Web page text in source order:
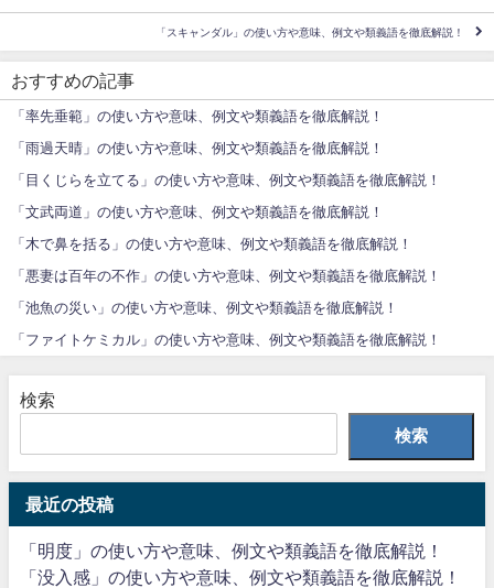
「スキャンダル」の使い方や意味、例文や類義語を徹底解説！
おすすめの記事
「率先垂範」の使い方や意味、例文や類義語を徹底解説！
「雨過天晴」の使い方や意味、例文や類義語を徹底解説！
「目くじらを立てる」の使い方や意味、例文や類義語を徹底解説！
「文武両道」の使い方や意味、例文や類義語を徹底解説！
「木で鼻を括る」の使い方や意味、例文や類義語を徹底解説！
「悪妻は百年の不作」の使い方や意味、例文や類義語を徹底解説！
「池魚の災い」の使い方や意味、例文や類義語を徹底解説！
「ファイトケミカル」の使い方や意味、例文や類義語を徹底解説！
検索
検索
最近の投稿
「明度」の使い方や意味、例文や類義語を徹底解説！
「没入感」の使い方や意味、例文や類義語を徹底解説！